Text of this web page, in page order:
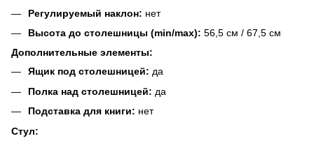
Регулируемый наклон: нет
Высота до столешницы (min/max): 56,5 см / 67,5 см
Дополнительные элементы:
Ящик под столешницей: да
Полка над столешницей: да
Подставка для книги: нет
Стул: